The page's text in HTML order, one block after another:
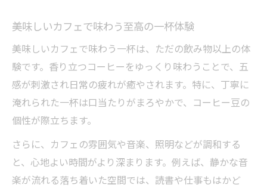
美味しいカフェで味わう至高の一杯体験
美味しいカフェで味わう一杯は、ただの飲み物以上の体
験です。香り立つコーヒーをゆっくり味わうことで、五
感が刺激され日常の疲れが癒やされます。特に、丁寧に
淹れられた一杯は口当たりがまろやかで、コーヒー豆の
個性が際立ちます。
さらに、カフェの雰囲気や音楽、照明などが調和する
と、心地よい時間がより深まります。例えば、静かな音
楽が流れる落ち着いた空間では、読書や仕事もはかど